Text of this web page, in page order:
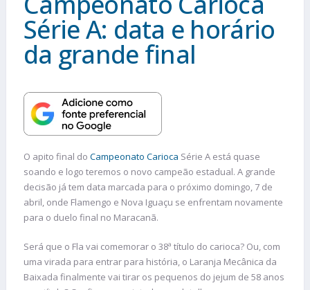
Série A: data e horário
da grande final
O apito final do Campeonato Carioca Série A está quase
soando e logo teremos o novo campeão estadual. A grande
decisão já tem data marcada para o próximo domingo, 7 de
abril, onde Flamengo e Nova Iguaçu se enfrentam novamente
para o duelo final no Maracanã.
Será que o Fla vai comemorar o 38ª título do carioca? Ou, com
uma virada para entrar para história, o Laranja Mecânica da
Baixada finalmente vai tirar os pequenos do jejum de 58 anos